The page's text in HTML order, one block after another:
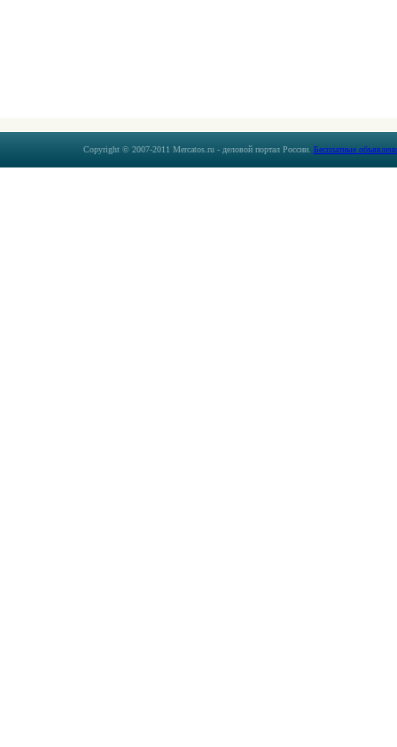
Copyright © 2007-2011 Mercatos.ru - деловой портал России. Бесплатные